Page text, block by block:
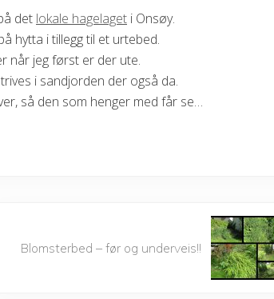
det lokale hagelaget i Onsøy.
hytta i tillegg til et urtebed.
når jeg først er der ute.
i sandjorden der også da.
så den som henger med får se…
Blomsterbed – før og underveis!!